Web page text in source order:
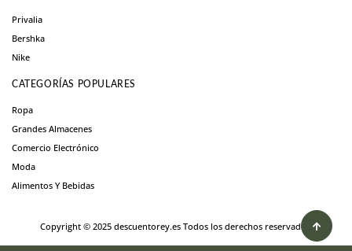
Privalia
Bershka
Nike
CATEGORÍAS POPULARES
Ropa
Grandes Almacenes
Comercio Electrónico
Moda
Alimentos Y Bebidas
Copyright © 2025 descuentorey.es Todos los derechos reservados.